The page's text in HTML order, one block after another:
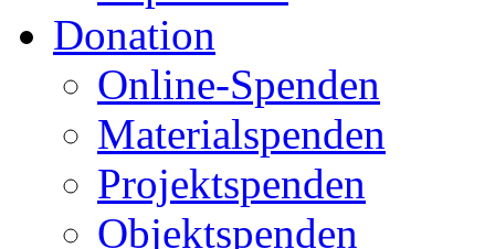
Donation
Online-Spenden
Materialspenden
Projektspenden
Objektspenden